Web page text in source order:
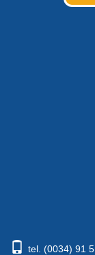
tel. (0034) 91